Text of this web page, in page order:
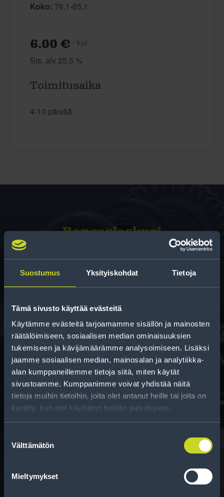
Suostumus Yksityiskohdat Tietoja
Tämä sivusto käyttää evästeitä
Käytämme evästeitä tarjoamamme sisällön ja mainosten
räätälöimiseen, sosiaalisen median ominaisuuksien
tukemiseen ja kävijämäärämme analysoimiseen. Lisäksi
jaamme sosiaalisen median, mainosalan ja analytiikka-
alan kumppaneillemme tietoja siitä, miten käytät
sivustoamme. Kumppanimme voivat yhdistää näitä
tietoja muihin tietoihin, joita olet antanut heille tai joita on
kerätty, kun olet käyttänyt heidän palvelujaan.
valinta
Välttämätön
Mieltymykset
Koko: 76,1-65,1
6.00 €
Sis. alv 25,5 %
Toimitusaika
4-10 päivää
Rengas­laskuri
Auttaa sinua valitsemaan oikean kokoisen renkaan,
kun vaihdat rengaskokoa.
Rahoitus
Tee ostoksesi RengasCenter-tilillä. Saat
maksuaikaa renkaillesi.